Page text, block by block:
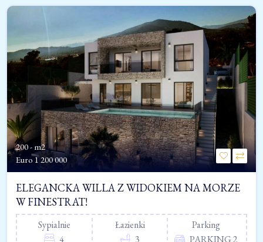
200 - m2
Euro1 200 000
ELEGANCKA WILLA Z WIDOKIEM NA MORZE
W FINESTRAT!
Sypialnie
Łazienki
Parking